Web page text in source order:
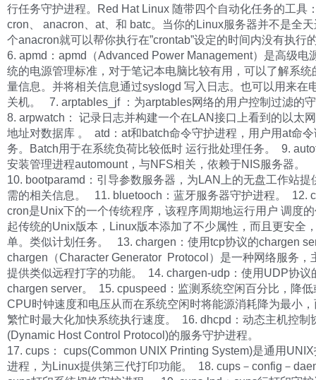
行任务守护进程。Red Hat Linux 随带四个自动化任务的工具
cron、 anacron、at、和 batc。当你的Linux服务器并不是全
个anacron就可以帮你执行在”crontab”设定的时间内没有执行
6. apmd：apmd（Advanced Power Management）是高级电
统的电源管理标准，对于笔记本电脑比较有用，可以了解系统
量信息。并将相关信息通过syslogd 写入日志。也可以用来在
关机。 7. arptables_jf ：为arptables网络的用户控制过滤的
8. arpwatch： 记录日志并构建一个在LAN接口上看到的以太
地址对数据库 。 atd：at和batch命令守护进程，用户用at命
务。Batch用于在系统负荷比较低时 运行批处理任务。 9.
安装管理进程automount，与NFS相关，依赖于NIS服务器。
10. bootparamd：引导参数服务器，为LAN上的无盘工作站提
需的相关信息。 11. bluetooch：蓝牙服务器守护进程。 12.
cron是Unix下的一个传统程序，该程序周期地运行用户 调度
起传统的Unix版本，Linux版本添加了不少属性，而且更安全
单。类似计划任务。 13. chargen：使用tcp协议的chargen
chargen（Character Generator Protocol）是一种网络服务，
提供类似远程打字的功能。 14. chargen-udp：使用UDP协议
chargen server。 15. cpuspeed：监测系统空闲百分比，降低
CPU时钟速度和电压从而在系统空闲时将能源消耗降为最小
繁忙时最大化加快系统执行速度。 16. dhcpd：动态主机控制
(Dynamic Host Control Protocol)的服务守护进程。
17. cups： cups(Common UNIX Printing System)是通用
进程，为Linux提供第三代打印功能。 18. cups－config－